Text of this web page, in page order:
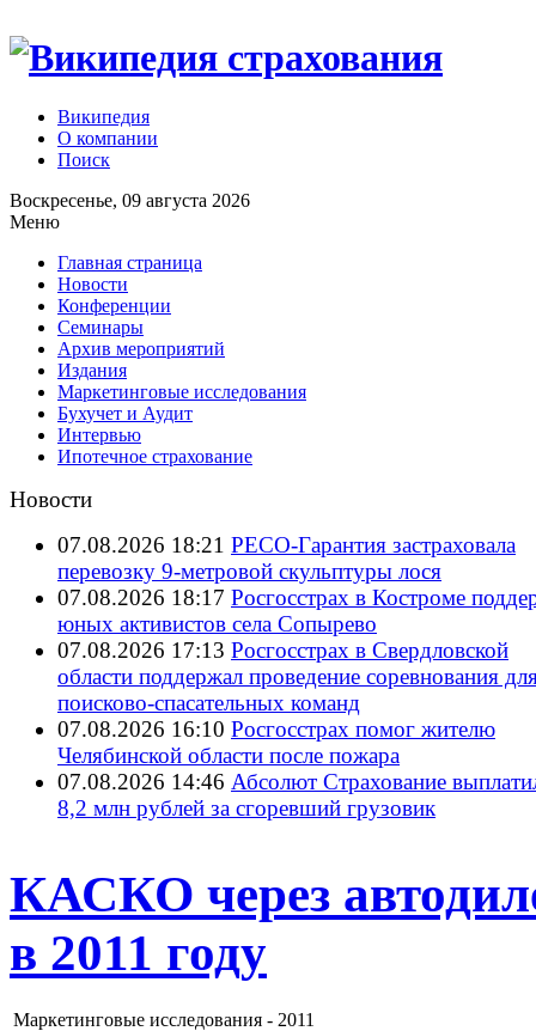
Википедия
О компании
Поиск
Воскресенье, 09 августа 2026
Меню
Главная страница
Новости
Конференции
Семинары
Архив мероприятий
Издания
Маркетинговые исследования
Бухучет и Аудит
Интервью
Ипотечное страхование
Новости
07.08.2026 18:21 РЕСО-Гарантия застраховала
перевозку 9-метровой скульптуры лося
07.08.2026 18:17 Росгосстрах в Костроме
юных активистов села Сопырево
07.08.2026 17:13 Росгосстрах в Свердловской
области поддержал проведение соревнования
поисково‑спасательных команд
07.08.2026 16:10 Росгосстрах помог жителю
Челябинской области после пожара
07.08.2026 14:46 Абсолют Страхование
8,2 млн рублей за сгоревший грузовик
КАСКО через
в 2011 году
Маркетинговые исследования - 2011